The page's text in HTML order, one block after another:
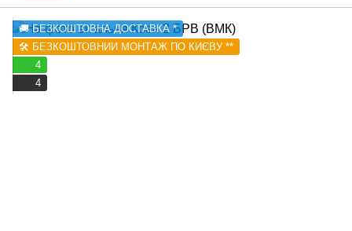
🚚 БЕЗКОШТОВНА ДОСТАВКА *
🛠️ БЕЗКОШТОВНИЙ МОНТАЖ ПО КИЄВУ **
4
4